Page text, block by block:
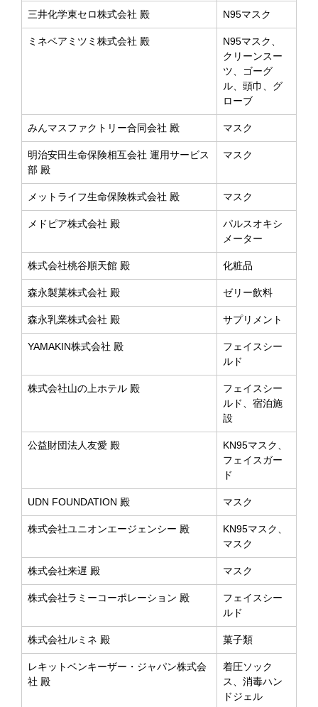
三井化学東セロ株式会社 殿 N95マスク
ミネベアミツミ株式会社 殿
N95マスク、
クリーンスー
ツ、ゴーグ
ル、頭巾、グ
ローブ
みんマスファクトリー合同会社 殿 マスク
明治安田生命保険相互会社 運用サービス
部 殿
マスク
メットライフ生命保険株式会社 殿 マスク
メドピア株式会社 殿
パルスオキシ
メーター
株式会社桃谷順天館 殿 化粧品
森永製菓株式会社 殿 ゼリー飲料
森永乳業株式会社 殿 サプリメント
YAMAKIN株式会社 殿
フェイスシー
ルド
株式会社山の上ホテル 殿
フェイスシー
ルド、宿泊施
設
公益財団法人友愛 殿
KN95マスク、
フェイスガー
ド
UDN FOUNDATION 殿 マスク
株式会社ユニオンエージェンシー 殿
KN95マスク、
マスク
株式会社来遅 殿 マスク
株式会社ラミーコーポレーション 殿
フェイスシー
ルド
株式会社ルミネ 殿 菓子類
レキットベンキーザー・ジャパン株式会
社 殿
着圧ソック
ス、消毒ハン
ドジェル